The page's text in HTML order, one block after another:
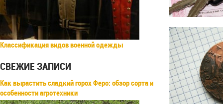
Классификация видов военной одежды
СВЕЖИЕ ЗАПИСИ
Как вырастить сладкий горох Феро: обзор сорта и
особенности агротехники